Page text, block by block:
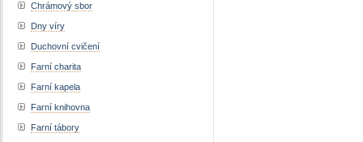
Chrámový sbor
Dny víry
Duchovní cvičení
Farní charita
Farní kapela
Farní knihovna
Farní tábory